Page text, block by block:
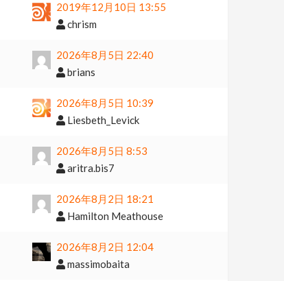
2019年12月10日 13:55
chrism
2026年8月5日 22:40
brians
2026年8月5日 10:39
Liesbeth_Levick
2026年8月5日 8:53
aritra.bis7
2026年8月2日 18:21
Hamilton Meathouse
2026年8月2日 12:04
massimobaita